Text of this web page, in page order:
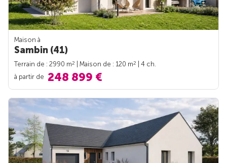
Maison à
Sambin (41)
Terrain de : 2990 m2 | Maison de : 120 m2
| 4 ch.
à partir de 248 899 €